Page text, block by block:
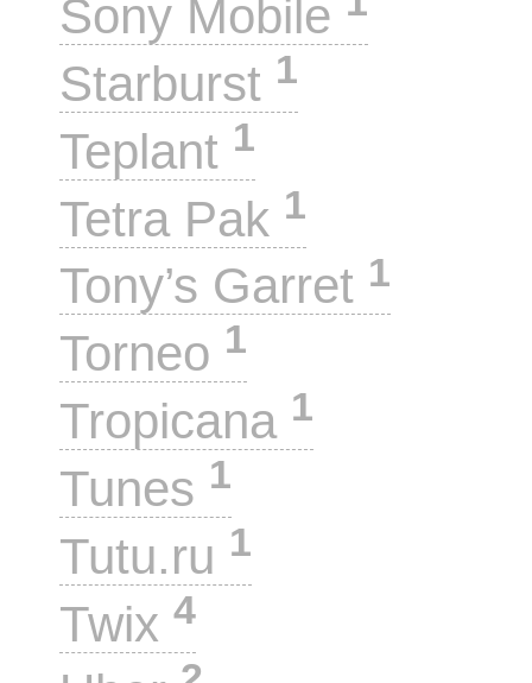
Sony Mobile
Starburst 1
Teplant 1
Tetra Pak 1
Tony’s Garret 1
Torneo 1
Tropicana 1
Tunes 1
Tutu.ru 1
Twix 4